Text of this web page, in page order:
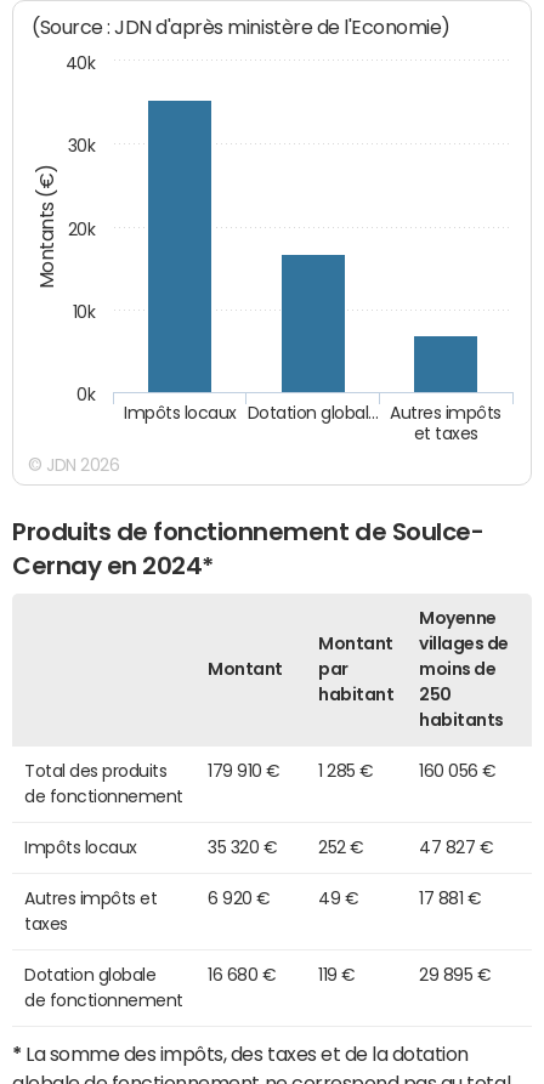
Montants (€)
(Source : JDN d'après ministère de l'Economie)
Autres impôts
et taxes
Dotation global…
Impôts locaux
0k
10k
20k
30k
40k
© JDN 2026
Produits de fonctionnement de Soulce-
Cernay en 2024*
Montant
Montant
par
habitant
Moyenne
villages de
moins de
250
habitants
Total des produits
de fonctionnement
179 910 € 1 285 € 160 056 €
Impôts locaux 35 320 € 252 € 47 827 €
Autres impôts et
taxes
6 920 € 49 € 17 881 €
Dotation globale
de fonctionnement
16 680 € 119 € 29 895 €
* La somme des impôts, des taxes et de la dotation